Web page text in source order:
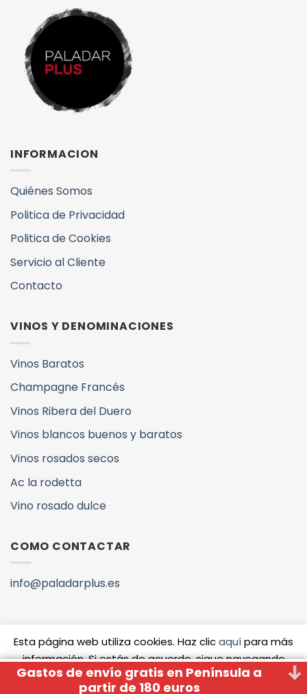
INFORMACION
Quiénes Somos
Politica de Privacidad
Politica de Cookies
Servicio al Cliente
Contacto
VINOS Y DENOMINACIONES
Vinos Baratos
Champagne Francés
Vinos Ribera del Duero
Vinos blancos buenos y baratos
Vinos rosados secos
Ac la rodetta
Vino rosado dulce
COMO CONTACTAR
info@paladarplus.es
QUIENES SOMOS VINOS Y DENOMINACIONES
Copyright 2026 ©
www.paladarplus.es
Esta página web utiliza cookies. Haz clicaquípara más
información. Si estás de acuerdo, sigue navegando
Aceptar
Whatsapp
Gastos de envío gratis en Península a
partir de 180 euros